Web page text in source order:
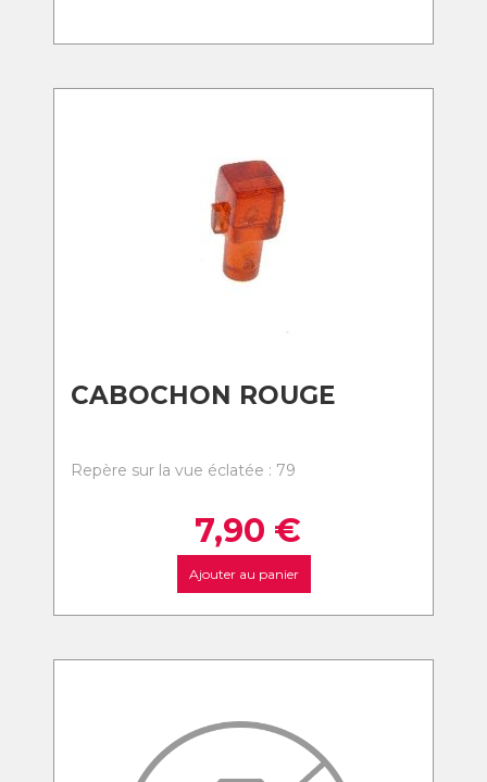
CABOCHON ROUGE
Repère sur la vue éclatée : 79
7,90 €
Ajouter au panier